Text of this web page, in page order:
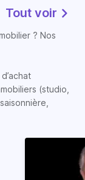
Tout voir
? Nos
(studio,